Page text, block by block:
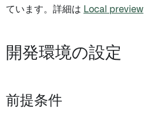
ています。詳細は Local preview
開発環境の設定
前提条件